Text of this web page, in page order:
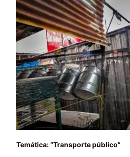
Temática: “Transporte público”